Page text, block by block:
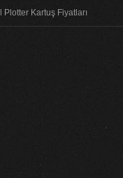
Plotter Kartuş Fiyatları